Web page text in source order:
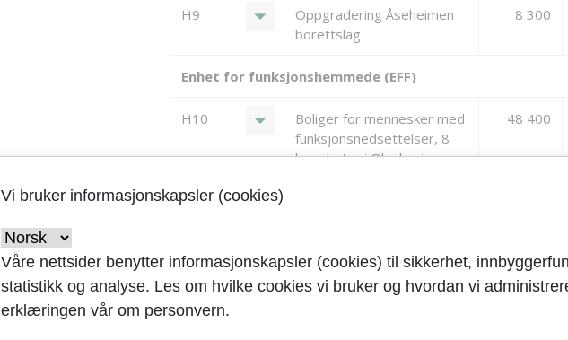
H9 arrow_drop_down
Oppgradering Åseheimen
borettslag
8 300
Enhet for funksjonshemmede (EFF)
H10 arrow_drop_down
Boliger for mennesker med
funksjonsnedsettelser, 8
boenheter i Olsokveien
48 400
H10 arrow_drop_down
Tilskudd
Vi bruker informasjonskapsler (cookies)
Våre nettsider benytter informasjonskapsler (cookies) til sikkerhet,
statistikk og analyse. Les om hvilke cookies vi bruker og hvordan vi
erklæringen vår om personvern.